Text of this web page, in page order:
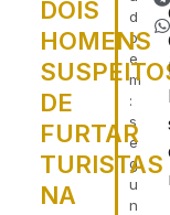
d
o
e
m
:
s
e
g
u
n
DOIS
HOMENS
DE
FURTAR
TURISTAS
NA